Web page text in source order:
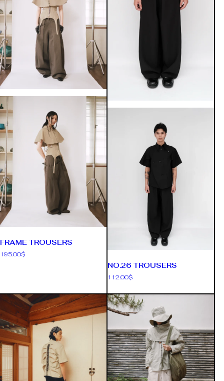
FRAME TROUSERS
195.00$
NO.26 TROUSERS
112.00$